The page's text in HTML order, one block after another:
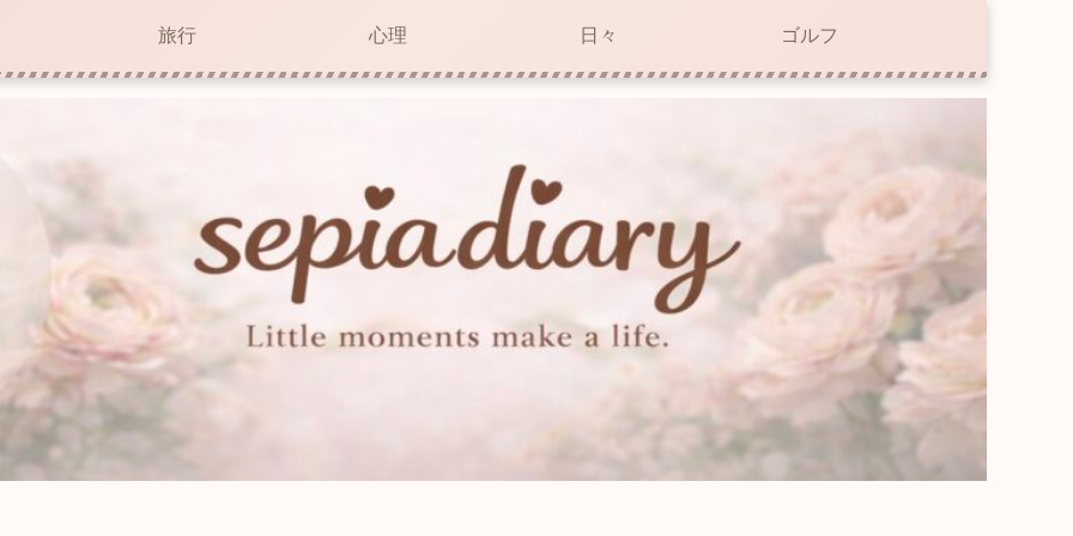
旅行 心理 日々 ゴルフ